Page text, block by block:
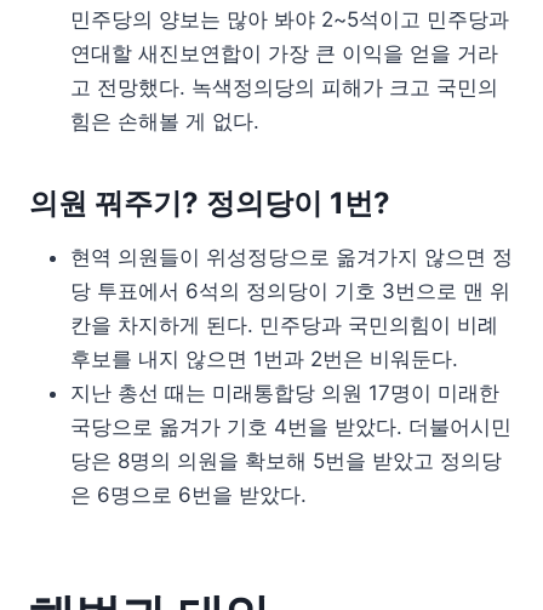
민주당의 양보는 많아 봐야 2~5석이고 민주당과
연대할 새진보연합이 가장 큰 이익을 얻을 거라
고 전망했다. 녹색정의당의 피해가 크고 국민의
힘은 손해볼 게 없다.
의원 꿔주기? 정의당이 1번?
현역 의원들이 위성정당으로 옮겨가지 않으면 정
당 투표에서 6석의 정의당이 기호 3번으로 맨 위
칸을 차지하게 된다. 민주당과 국민의힘이 비례
후보를 내지 않으면 1번과 2번은 비워둔다.
지난 총선 때는 미래통합당 의원 17명이 미래한
국당으로 옮겨가 기호 4번을 받았다. 더불어시민
당은 8명의 의원을 확보해 5번을 받았고 정의당
은 6명으로 6번을 받았다.